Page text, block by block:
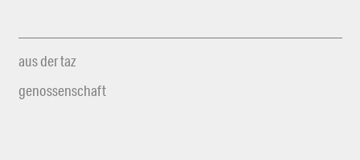
aus der taz
genossenschaft